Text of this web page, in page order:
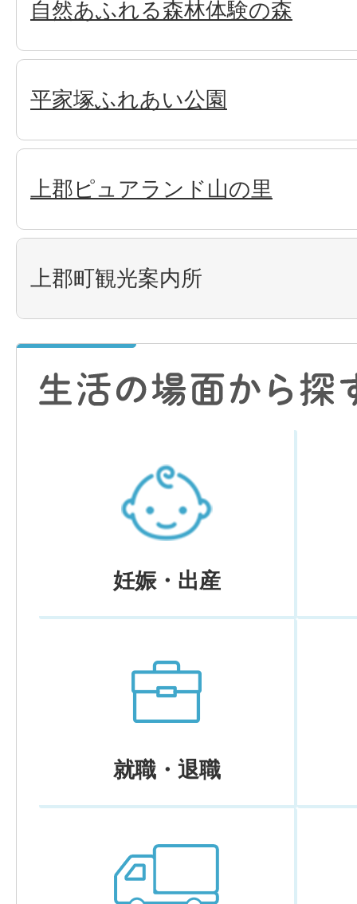
自然あふれる森林体験の森
平家塚ふれあい公園
上郡ピュアランド山の里
上郡町観光案内所
妊娠・出産
就職・退職